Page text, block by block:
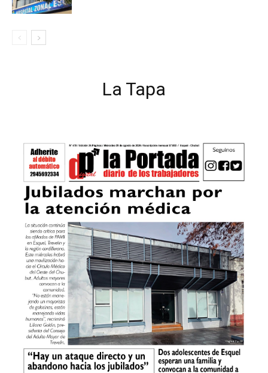
La Tapa